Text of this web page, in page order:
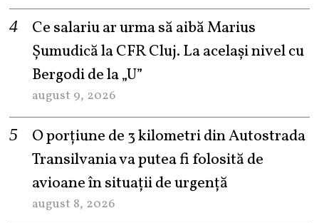
Ce salariu ar urma să aibă Marius
Șumudică la CFR Cluj. La același nivel cu
Bergodi de la „U”
august 9, 2026
O porțiune de 3 kilometri din Autostrada
Transilvania va putea fi folosită de
avioane în situații de urgență
august 8, 2026